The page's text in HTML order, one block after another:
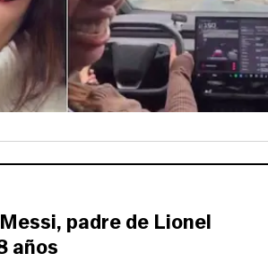
padre de Lionel
años